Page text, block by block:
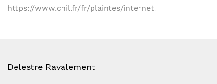
https://www.cnil.fr/fr/plaintes/internet.
Delestre Ravalement